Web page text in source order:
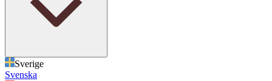
Sverige
Svenska